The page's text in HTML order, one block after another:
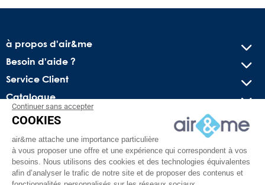
à propos d'air&me
Besoin d'aide ?
Service Client
Catalogue
Recevez nos offres spéciales !
Conseils pratiques, bons plans exclusifs et actus sur l’air
intérieur. Pas de spam, juré !
Continuer sans accepter
COOKIES
air&me attache une importance particulière
à vous proposer une offre et une expérience qui correspondent à vos
besoins. Nous utilisons des cookies et des technologies équivalentes
afin d’analyser le trafic de notre site et de proposer des contenus et